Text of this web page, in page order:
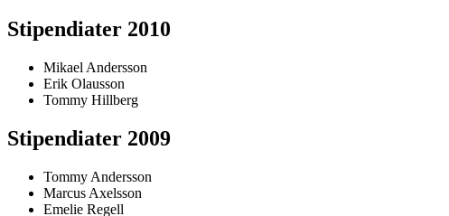
Stipendiater 2010
Mikael Andersson
Erik Olausson
Tommy Hillberg
Stipendiater 2009
Tommy Andersson
Marcus Axelsson
Emelie Regell